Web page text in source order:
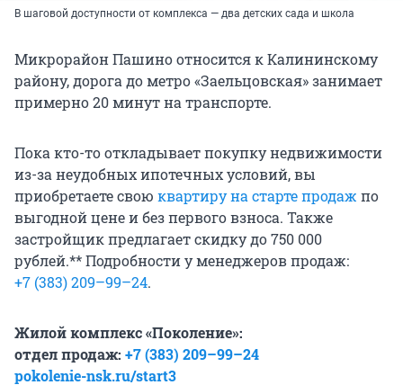
В шаговой доступности от комплекса — два детских сада и школа
Микрорайон Пашино относится к Калининскому
району, дорога до метро «Заельцовская» занимает
примерно 20 минут на транспорте.
Пока кто-то откладывает покупку недвижимости
из-за неудобных ипотечных условий, вы
приобретаете свою квартиру на старте продаж по
выгодной цене и без первого взноса. Также
застройщик предлагает скидку до 750 000
рублей.** Подробности у менеджеров продаж:
+7 (383) 209–99–24.
Жилой комплекс «Поколение»:
отдел продаж: +7 (383) 209–99–24
pokolenie-nsk.ru/start3